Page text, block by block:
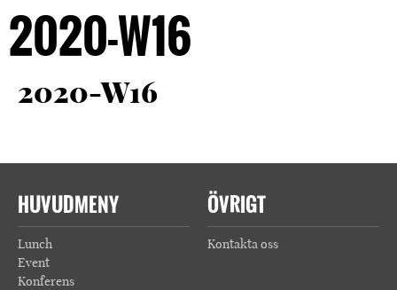
2020-W16
2020-W16
HUVUDMENY
Lunch
Event
Konferens
ÖVRIGT
Kontakta oss